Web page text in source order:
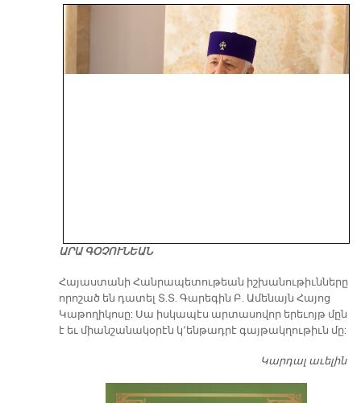
ԱՐԱ ԳՕՉՈՒՆԵԱՆ
​Հայաստանի Հանրապետութեան իշխանութիւնները
որոշած են դատել Տ.Տ. Գարեգին Բ. Ամենայն Հայոց
Կաթողիկոսը: Սա իսկապէս արտասովոր երեւոյթ մըն
է եւ միանշանակօրէն կ՚ենթադրէ գայթակղութիւն մը:
Կարդալ աւելին